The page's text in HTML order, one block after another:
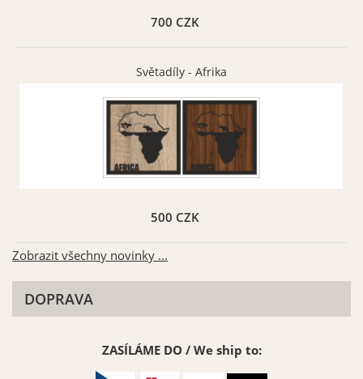
700 CZK
Světadíly - Afrika
500 CZK
Zobrazit všechny novinky ...
DOPRAVA
ZASÍLÁME DO / We ship to: